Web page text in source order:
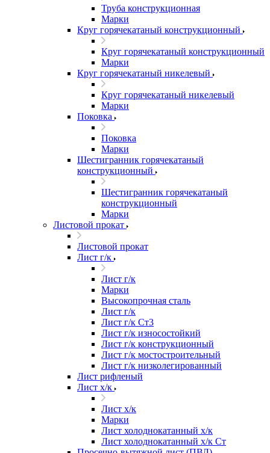
Труба конструкционная
Марки
Круг горячекатаный конструкционный
Круг горячекатаный конструкционный
Марки
Круг горячекатаный никелевый
Круг горячекатаный никелевый
Марки
Поковка
Поковка
Марки
Шестигранник горячекатаный
конструкционный
Шестигранник горячекатаный
конструкционный
Марки
Листовой прокат
Листовой прокат
Лист г/к
Лист г/к
Марки
Высокопрочная сталь
Лист г/к
Лист г/к Ст3
Лист г/к износостойкий
Лист г/к конструкционный
Лист г/к мостостроительный
Лист г/к низколегированный
Лист рифленый
Лист х/к
Лист х/к
Марки
Лист холоднокатанный х/к
Лист холоднокатанный х/к Ст